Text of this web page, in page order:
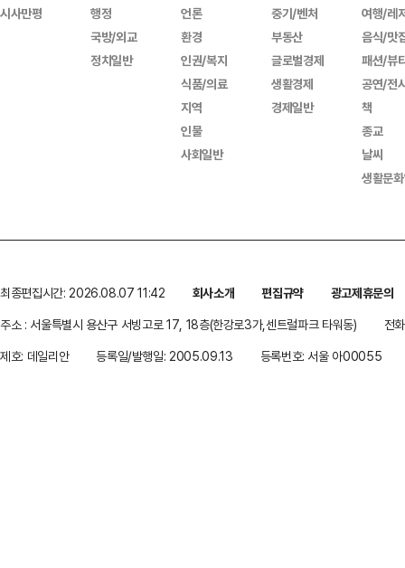
시사만평
행정
국방/외교
정치일반
언론
환경
인권/복지
식품/의료
지역
인물
사회일반
중기/벤처
부동산
글로벌경제
생활경제
경제일반
여행/레
음식/맛
패션/뷰
공연/전
책
종교
날씨
생활문
최종편집시간: 2026.08.07 11:42 회사소개 편집규약
광고제휴문의
주소 : 서울특별시 용산구 서빙고로 17, 18층(한강로3가,센트럴파크 타워동)
전
제호: 데일리안
등록일/발행일: 2005.09.13 등록번호: 서울 아00055